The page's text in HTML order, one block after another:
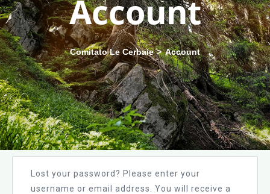
Account
Comitato Le Cerbaie>Account
Lost your password? Please enter your
username or email address. You will receive a